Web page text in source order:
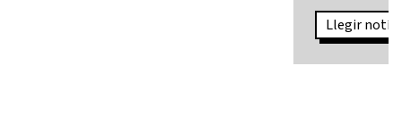
Llegir